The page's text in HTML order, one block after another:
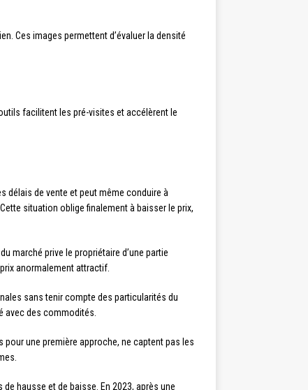
Ces images permettent d’évaluer la densité
facilitent les pré-visites et accélèrent le
délais de vente et peut même conduire à
situation oblige finalement à baisser le prix,
marché prive le propriétaire d’une partie
anormalement attractif.
sans tenir compte des particularités du
avec des commodités.
une première approche, ne captent pas les
hausse et de baisse. En 2023, après une